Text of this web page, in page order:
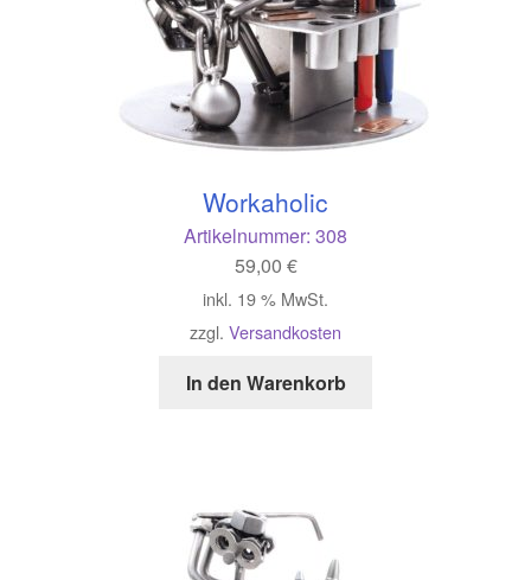
Workaholic
Artikelnummer: 308
59,00 €
inkl. 19 % MwSt.
zzgl. Versandkosten
In den Warenkorb